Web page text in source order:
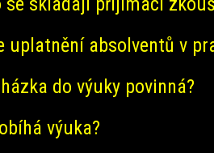
uplatnění absolventů v
do výuky povinná?
výuka?